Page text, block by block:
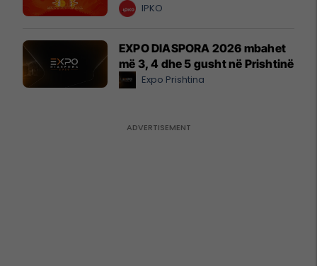
IPKO
EXPO DIASPORA 2026 mbahet
më 3, 4 dhe 5 gusht në Prishtinë
Expo Prishtina